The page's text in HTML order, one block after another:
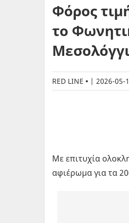
Φόρος
το
RED LINE | 2026-05-
Με επιτυχία
αφιέρωμα για τα